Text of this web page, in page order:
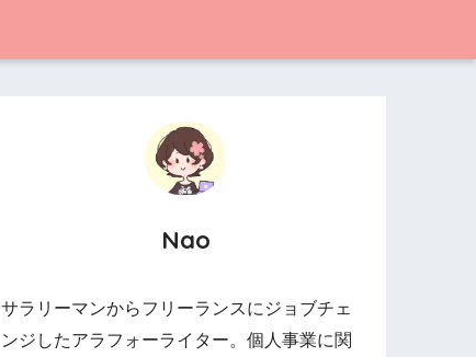
Nao
サラリーマンからフリーランスにジョブチェ
ンジしたアラフォーライター。個人事業に関